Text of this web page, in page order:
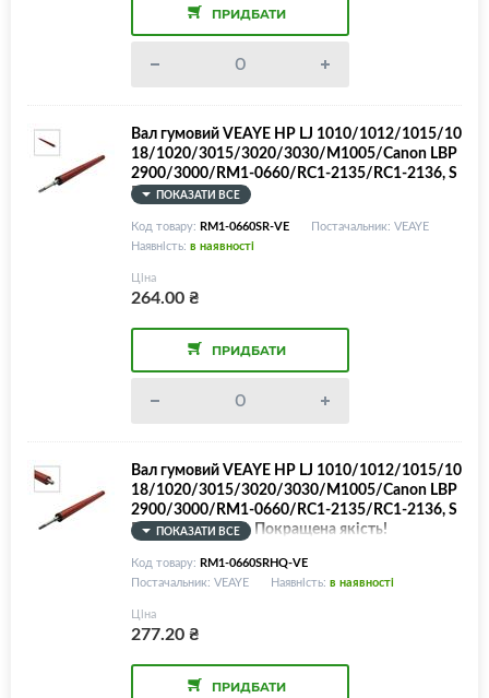
ПРИДБАТИ
Вал гумовий VEAYE HP LJ 1010/1012/1015/10
18/1020/3015/3020/3030/M1005/Canon LBP
2900/3000/RM1-0660/RC1-2135/RC1-2136, S
PONGE ROLLER!
ПОКАЗАТИ ВСЕ
Код товару: RM1-0660SR-VE
Постачальник: VEAYE
Наявність: в наявності
Ціна
264.00₴
ПРИДБАТИ
Вал гумовий VEAYE HP LJ 1010/1012/1015/10
18/1020/3015/3020/3030/M1005/Canon LBP
2900/3000/RM1-0660/RC1-2135/RC1-2136, S
PONGE ROLLER!, Покращена якість!
ПОКАЗАТИ ВСЕ
Код товару: RM1-0660SRHQ-VE
Постачальник: VEAYE
Наявність: в наявності
Ціна
277.20₴
ПРИДБАТИ